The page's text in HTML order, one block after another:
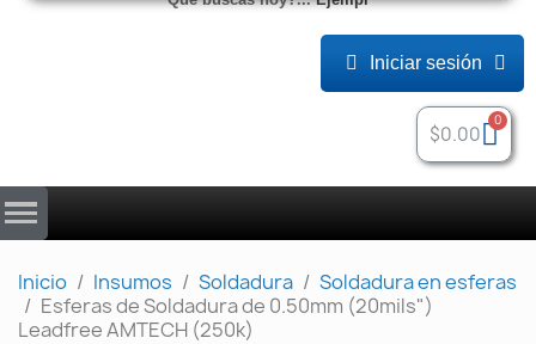
Iniciar sesión
$0.00
Inicio Insumos Soldadura
Soldadura en esferas
Esferas de Soldadura de 0.50mm (20mils")
Leadfree AMTECH (250k)